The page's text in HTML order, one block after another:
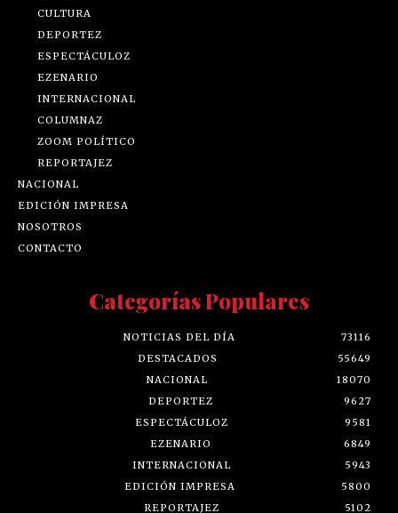
CULTURA
DEPORTEZ
ESPECTÁCULOZ
EZENARIO
INTERNACIONAL
COLUMNAZ
ZOOM POLÍTICO
REPORTAJEZ
NACIONAL
EDICIÓN IMPRESA
NOSOTROS
CONTACTO
Categorías Populares
NOTICIAS DEL DÍA
73116
DESTACADOS
55649
NACIONAL
18070
DEPORTEZ
9627
ESPECTÁCULOZ
9581
EZENARIO
6849
INTERNACIONAL
5943
EDICIÓN IMPRESA
5800
REPORTAJEZ
5102